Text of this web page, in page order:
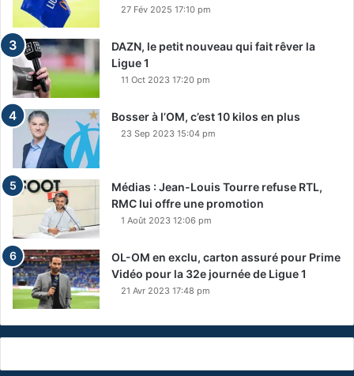
27 Fév 2025 17:10 pm
DAZN, le petit nouveau qui fait rêver la
Ligue 1
11 Oct 2023 17:20 pm
Bosser à l’OM, c’est 10 kilos en plus
23 Sep 2023 15:04 pm
Médias : Jean-Louis Tourre refuse RTL,
RMC lui offre une promotion
1 Août 2023 12:06 pm
OL-OM en exclu, carton assuré pour Prime
Vidéo pour la 32e journée de Ligue 1
21 Avr 2023 17:48 pm